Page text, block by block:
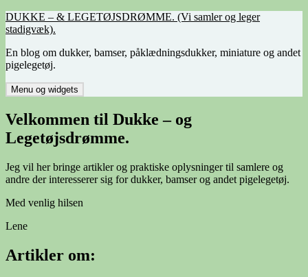
Hop
til
DUKKE – & LEGETØJSDRØMME. (Vi samler og leger
stadigvæk).
En blog om dukker, bamser, påklædningsdukker, miniature og andet
pigelegetøj.
Menu og widgets
Velkommen til Dukke – og
Legetøjsdrømme.
Jeg vil her bringe artikler og praktiske oplysninger til samlere og
andre der interesserer sig for dukker, bamser og andet pigelegetøj.
Med venlig hilsen
Lene
Artikler om: